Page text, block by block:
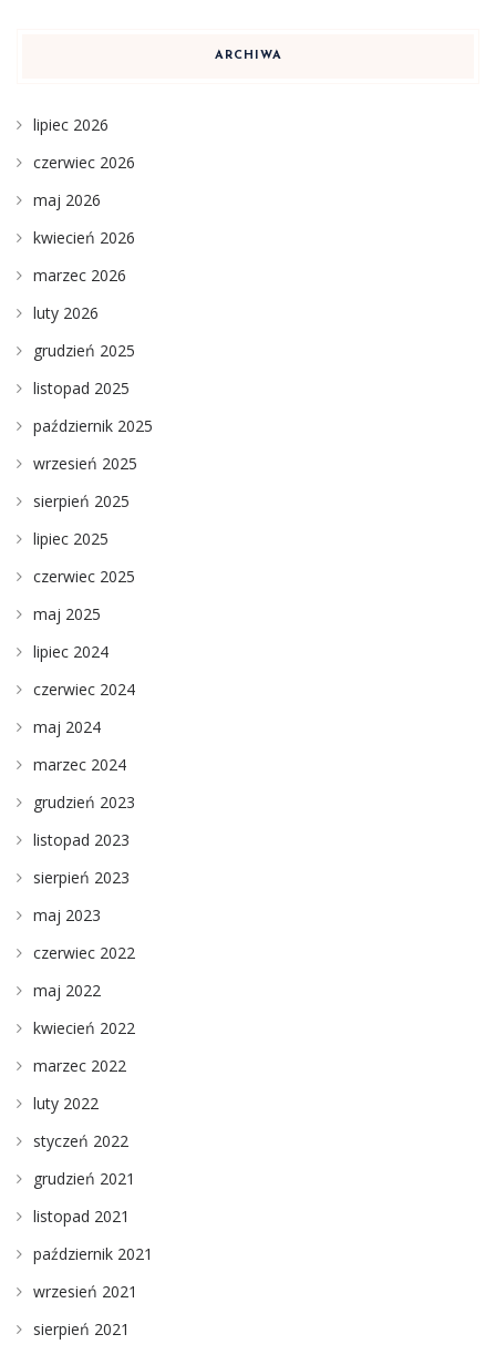
ARCHIWA
lipiec 2026
czerwiec 2026
maj 2026
kwiecień 2026
marzec 2026
luty 2026
grudzień 2025
listopad 2025
październik 2025
wrzesień 2025
sierpień 2025
lipiec 2025
czerwiec 2025
maj 2025
lipiec 2024
czerwiec 2024
maj 2024
marzec 2024
grudzień 2023
listopad 2023
sierpień 2023
maj 2023
czerwiec 2022
maj 2022
kwiecień 2022
marzec 2022
luty 2022
styczeń 2022
grudzień 2021
listopad 2021
październik 2021
wrzesień 2021
sierpień 2021